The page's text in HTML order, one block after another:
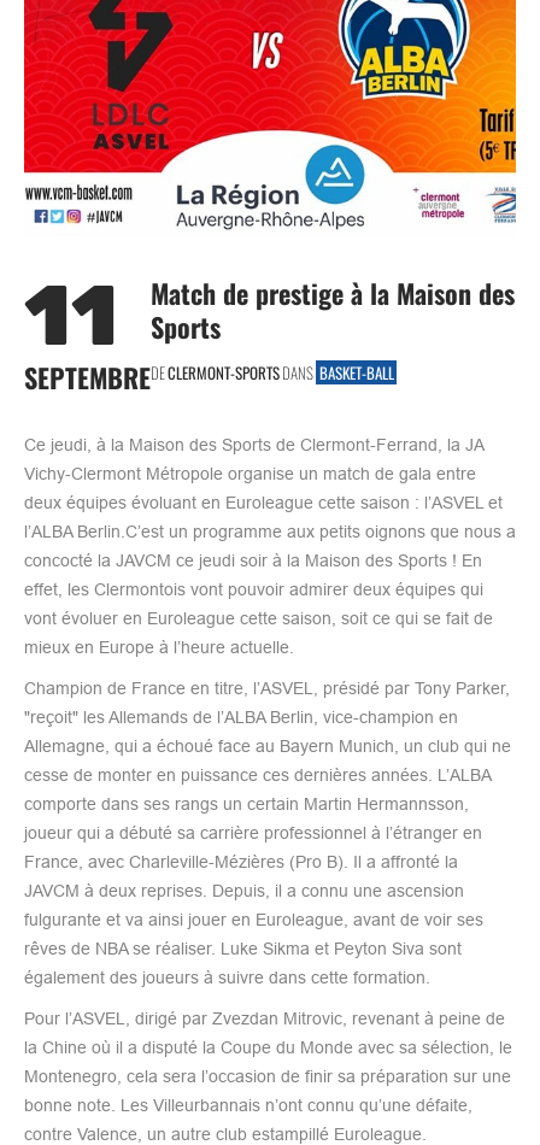
11
SEPTEMBRE
Match de prestige à la Maison des
Sports
DECLERMONT-SPORTSDANS BASKET-BALL
Ce jeudi, à la Maison des Sports de Clermont-Ferrand, la JA
Vichy-Clermont Métropole organise un match de gala entre
deux équipes évoluant en Euroleague cette saison : l’ASVEL et
l’ALBA Berlin.C’est un programme aux petits oignons que nous a
concocté la JAVCM ce jeudi soir à la Maison des Sports ! En
effet, les Clermontois vont pouvoir admirer deux équipes qui
vont évoluer en Euroleague cette saison, soit ce qui se fait de
mieux en Europe à l’heure actuelle.
Champion de France en titre, l’ASVEL, présidé par Tony Parker,
"reçoit" les Allemands de l’ALBA Berlin, vice-champion en
Allemagne, qui a échoué face au Bayern Munich, un club qui ne
cesse de monter en puissance ces dernières années. L’ALBA
comporte dans ses rangs un certain Martin Hermannsson,
joueur qui a débuté sa carrière professionnel à l’étranger en
France, avec Charleville-Mézières (Pro B). Il a affronté la
JAVCM à deux reprises. Depuis, il a connu une ascension
fulgurante et va ainsi jouer en Euroleague, avant de voir ses
rêves de NBA se réaliser. Luke Sikma et Peyton Siva sont
également des joueurs à suivre dans cette formation.
Pour l’ASVEL, dirigé par Zvezdan Mitrovic, revenant à peine de
la Chine où il a disputé la Coupe du Monde avec sa sélection, le
Montenegro, cela sera l’occasion de finir sa préparation sur une
bonne note. Les Villeurbannais n’ont connu qu’une défaite,
contre Valence, un autre club estampillé Euroleague.